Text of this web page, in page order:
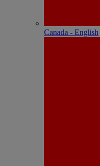
Canada - English